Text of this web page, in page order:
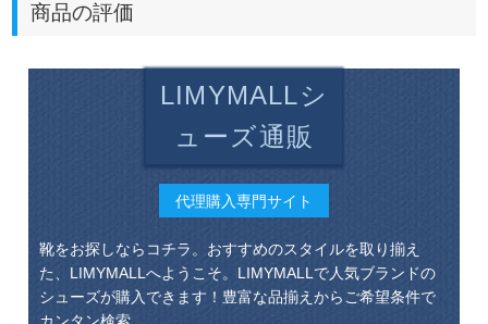
商品の評価
LIMYMALLシ
ューズ通販
代理購入専門サイト
靴をお探しならコチラ。おすすめのスタイルを取り揃え
た、LIMYMALLへようこそ。LIMYMALLで人気ブランドの
シューズが購入できます！豊富な品揃えからご希望条件で